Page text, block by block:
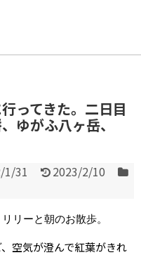
ってきた。二日目
ゆがふ八ヶ岳、
1/31
2023/2/10
リーと朝のお散歩。
空気が澄んで紅葉がきれ